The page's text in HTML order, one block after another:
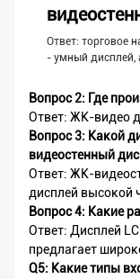
Ответ: торговое
- умный дисплей,
Вопрос 2: Где
Ответ: ЖК-видео
Вопрос 3: Какой
видеостенный
Ответ: ЖК-
дисплей высокой
Вопрос 4: Какие
Ответ: Дисплей
предлагает
Q5: Какие типы